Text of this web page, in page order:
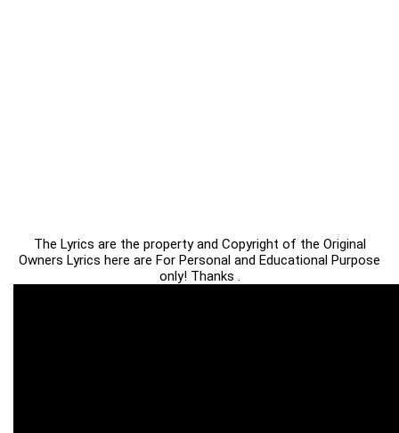
The Lyrics are the property and Copyright of the Original
Owners Lyrics here are For Personal and Educational Purpose
only! Thanks .